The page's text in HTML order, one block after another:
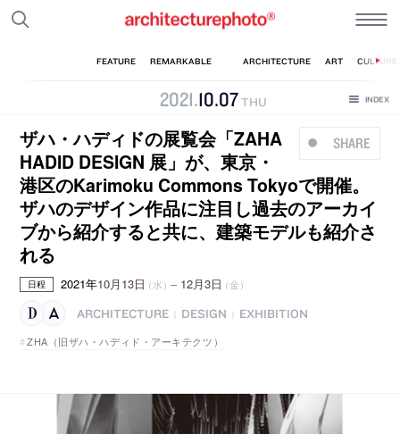
2021.10.07THU
SHARE
ザハ・ハディドの展覧会「ZAHA
HADID DESIGN 展」が、東京・
港区のKarimoku Commons Tokyoで開催。
ザハのデザイン作品に注目し過去のアーカイ
ブから紹介すると共に、建築モデルも紹介さ
れる
日程 2021年10月13日（水）– 12月3日（金）
ARCHITECTURE DESIGN
EXHIBITION
ZHA（旧ザハ・ハディド・アーキテクツ）